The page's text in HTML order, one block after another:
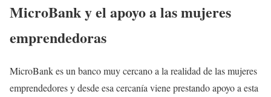
MicroBank y el apoyo a las mujeres
emprendedoras
MicroBank es un banco muy cercano a la realidad de las mujeres
emprendedores y desde esa cercanía viene prestando apoyo a esta